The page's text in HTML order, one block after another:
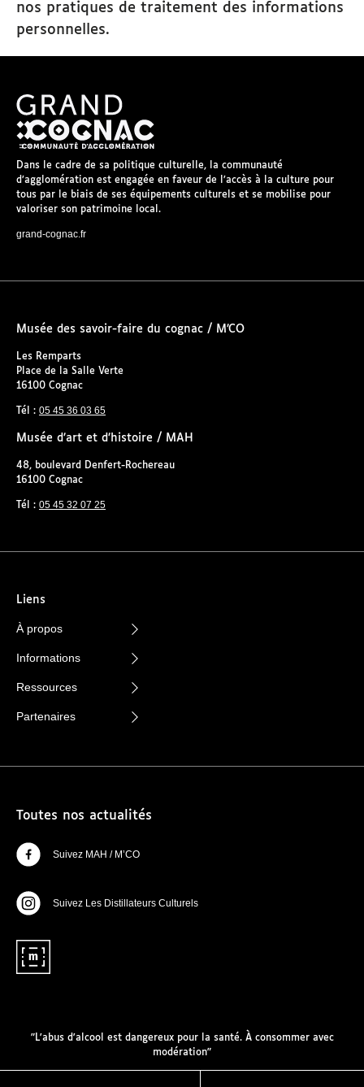
nos pratiques de traitement des informations
personnelles.
Dans le cadre de sa politique culturelle, la communauté
d’agglomération est engagée en faveur de l’accès à la culture pour
tous par le biais de ses équipements culturels et se mobilise pour
valoriser son patrimoine local.
grand-cognac.fr
Musée des savoir-faire du cognac / M’CO
Les Remparts
Place de la Salle Verte
16100 Cognac
Tél : 05 45 36 03 65
Musée d’art et d’histoire / MAH
48, boulevard Denfert-Rochereau
16100 Cognac
Tél : 05 45 32 07 25
Liens
À propos
Informations
Ressources
Partenaires
Toutes nos actualités
Suivez MAH / M’CO
Suivez Les Distillateurs Culturels
"L'abus d'alcool est dangereux pour la santé. À consommer avec
modération"